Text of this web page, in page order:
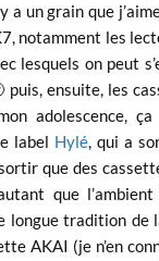
a un grain que
notamment les
lesquels on peut
puis, ensuite, les
adolescence, ça
label Hylé, qui a
que des
que
longue tradition de
AKAI (je n’en